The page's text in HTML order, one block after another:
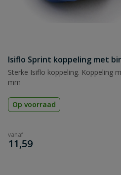
Isiflo Sprint koppeling met
Sterke Isiflo koppeling. Koppeling
mm
Op voorraad
vanaf
€
11,59